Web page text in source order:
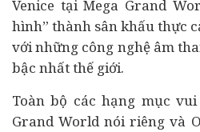
Venice tại Mega Grand
hình” thành sân khấu thực
với những công nghệ âm
bậc nhất thế giới.
Toàn bộ các hạng mục
Grand World nói riêng và